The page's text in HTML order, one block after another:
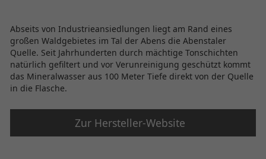
Abseits von Industrieansiedlungen liegt am Rand eines
großen Waldgebietes im Tal der Abens die Abenstaler
Quelle. Seit Jahrhunderten durch mächtige Tonschichten
natürlich gefiltert und vor Verunreinigung geschützt kommt
das Mineralwasser aus 100 Meter Tiefe direkt von der Quelle
in die Flasche.
Zur Hersteller-Website